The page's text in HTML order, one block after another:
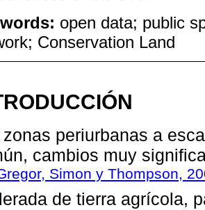
open data; public
Conservation Land
zonas periurbanas a
cambios muy
Simon y Thompson,
de tierra agrícola,